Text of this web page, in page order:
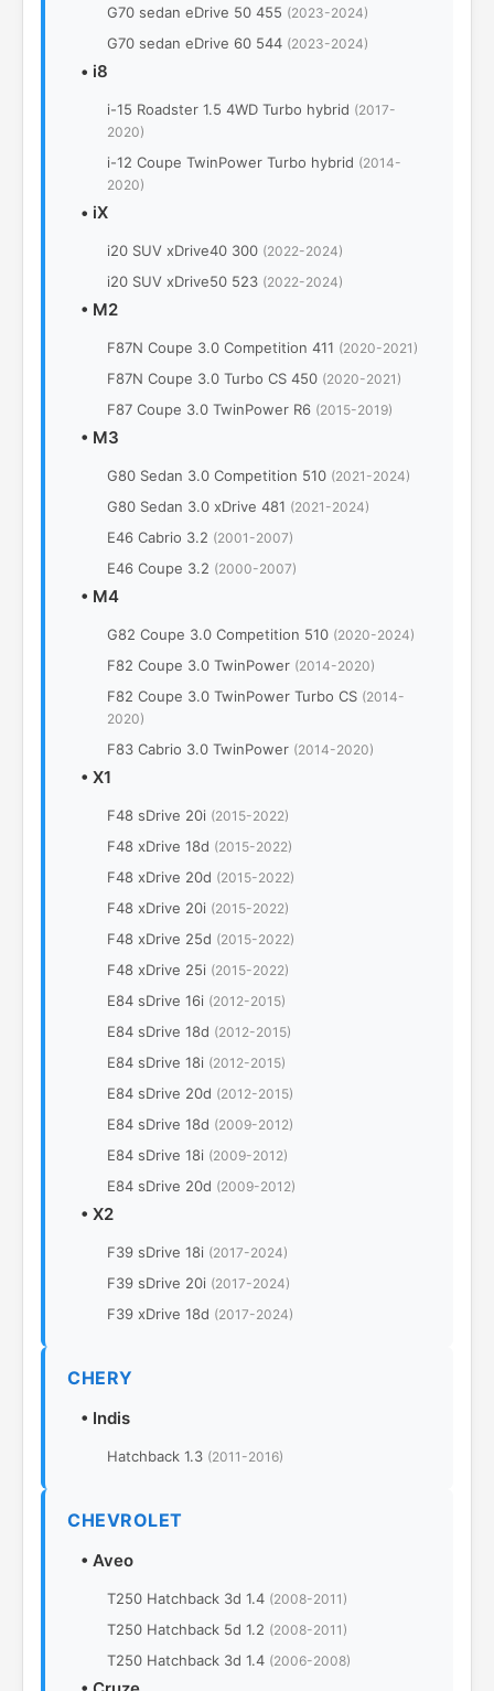
G70 sedan eDrive 50 455 (2023-2024)
G70 sedan eDrive 60 544 (2023-2024)
• i8
i-15 Roadster 1.5 4WD Turbo hybrid (2017-
2020)
i-12 Coupe TwinPower Turbo hybrid (2014-
2020)
• iX
i20 SUV xDrive40 300 (2022-2024)
i20 SUV xDrive50 523 (2022-2024)
• M2
F87N Coupe 3.0 Competition 411 (2020-2021)
F87N Coupe 3.0 Turbo CS 450 (2020-2021)
F87 Coupe 3.0 TwinPower R6 (2015-2019)
• M3
G80 Sedan 3.0 Competition 510 (2021-2024)
G80 Sedan 3.0 xDrive 481 (2021-2024)
E46 Cabrio 3.2 (2001-2007)
E46 Coupe 3.2 (2000-2007)
• M4
G82 Coupe 3.0 Competition 510 (2020-2024)
F82 Coupe 3.0 TwinPower (2014-2020)
F82 Coupe 3.0 TwinPower Turbo CS (2014-
2020)
F83 Cabrio 3.0 TwinPower (2014-2020)
• X1
F48 sDrive 20i (2015-2022)
F48 xDrive 18d (2015-2022)
F48 xDrive 20d (2015-2022)
F48 xDrive 20i (2015-2022)
F48 xDrive 25d (2015-2022)
F48 xDrive 25i (2015-2022)
E84 sDrive 16i (2012-2015)
E84 sDrive 18d (2012-2015)
E84 sDrive 18i (2012-2015)
E84 sDrive 20d (2012-2015)
E84 sDrive 18d (2009-2012)
E84 sDrive 18i (2009-2012)
E84 sDrive 20d (2009-2012)
• X2
F39 sDrive 18i (2017-2024)
F39 sDrive 20i (2017-2024)
F39 xDrive 18d (2017-2024)
CHERY
• Indis
Hatchback 1.3 (2011-2016)
CHEVROLET
• Aveo
T250 Hatchback 3d 1.4 (2008-2011)
T250 Hatchback 5d 1.2 (2008-2011)
T250 Hatchback 3d 1.4 (2006-2008)